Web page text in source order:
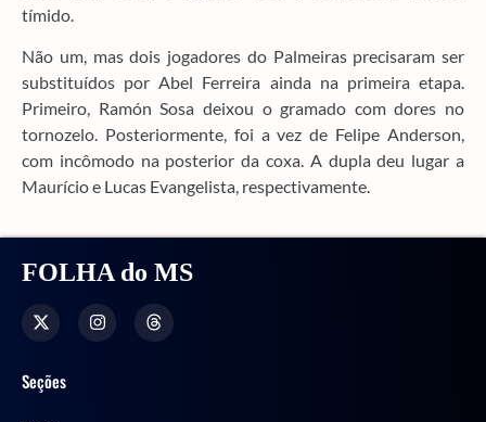
tímido.
Não um, mas dois jogadores do Palmeiras precisaram ser
substituídos por Abel Ferreira ainda na primeira etapa.
Primeiro, Ramón Sosa deixou o gramado com dores no
tornozelo. Posteriormente, foi a vez de Felipe Anderson,
com incômodo na posterior da coxa. A dupla deu lugar a
Maurício e Lucas Evangelista, respectivamente.
FOLHA do MS
Seções